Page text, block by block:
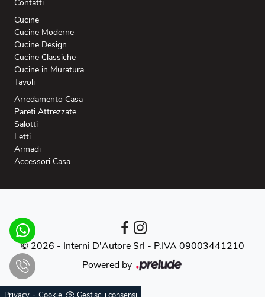
Contatti
Cucine
Cucine Moderne
Cucine Design
Cucine Classiche
Cucine in Muratura
Tavoli
Arredamento Casa
Pareti Attrezzate
Salotti
Letti
Armadi
Accessori Casa
© 2026 - Interni D'Autore Srl - P.IVA 09003441210
Powered by